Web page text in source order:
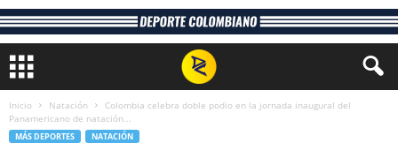
Inicio Natación
Colombia celebra doble podio en la jornada inaugural del
Panamericano de natación...
MÁS DEPORTES NATACIÓN